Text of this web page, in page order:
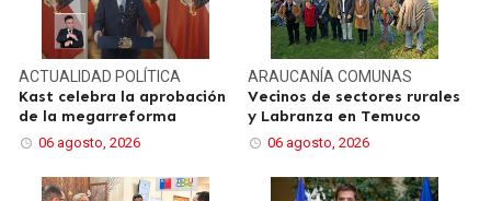
ACTUALIDADPOLÍTICA
Kast celebra la aprobación
de la megarreforma
06 agosto, 2026
ARAUCANÍA COMUNAS
Vecinos de sectores rurales
y Labranza en Temuco
06 agosto, 2026